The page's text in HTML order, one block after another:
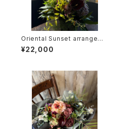
Oriental Sunset arrangeme
nt（TA34）
¥22,000